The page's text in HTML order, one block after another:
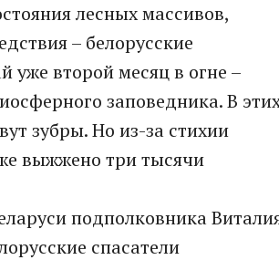
лесных массивов,
– белорусские
уже второй месяц в огне –
заповедника. В
зубры. Но из-за стихии
выжжено три тысячи
подполковника
спасатели